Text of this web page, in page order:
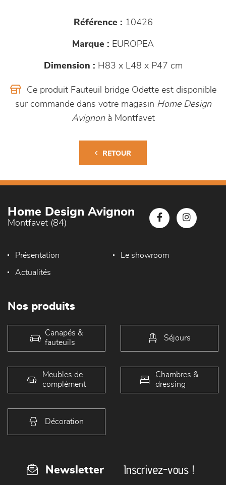
Référence : 10426
Marque : EUROPEA
Dimension : H83 x L48 x P47 cm
Ce produit Fauteuil bridge Odette est disponible
sur commande dans votre magasin Home Design
Avignonà Montfavet
RETOUR
Home Design Avignon
Montfavet (84)
Présentation Le showroom
Actualités
Nos produits
Canapés &
fauteuils
Séjours
Meubles de
complément
Chambres &
dressing
Décoration
Newsletter Inscrivez-vous !